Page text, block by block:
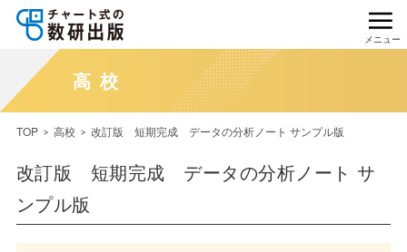
メニュー
高校
TOP 高校 改訂版 短期完成 データの分析ノート サンプル版
改訂版 短期完成 データの分析ノート サ
ンプル版